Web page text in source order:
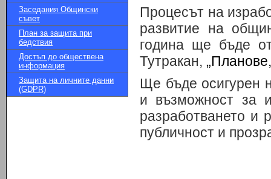
Заседания Общински
съвет
План за защита при
бедствия
Достъп до обществена
информация
Защита на личните данни
(GDPR)
Процесът на
развитие на
година ще бъде
Тутракан,
Ще бъде осигурен
и възможност за
разработването и
публичност и